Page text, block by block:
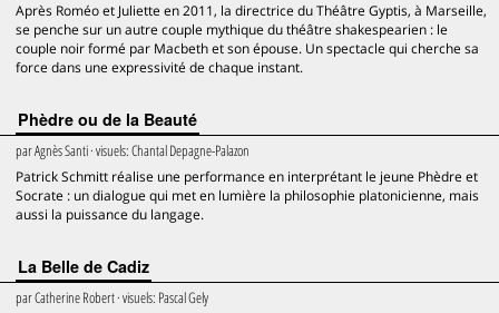
Après Roméo et Juliette en 2011, la directrice du Théâtre Gyptis, à Marseille,
se penche sur un autre couple mythique du théâtre shakespearien : le
couple noir formé par Macbeth et son épouse. Un spectacle qui cherche sa
force dans une expressivité de chaque instant.
Phèdre ou de la Beauté
parAgnès Santi· visuels:Chantal Depagne-Palazon
Patrick Schmitt réalise une performance en interprétant le jeune Phèdre et
Socrate : un dialogue qui met en lumière la philosophie platonicienne, mais
aussi la puissance du langage.
La Belle de Cadiz
parCatherine Robert· visuels: Pascal Gely